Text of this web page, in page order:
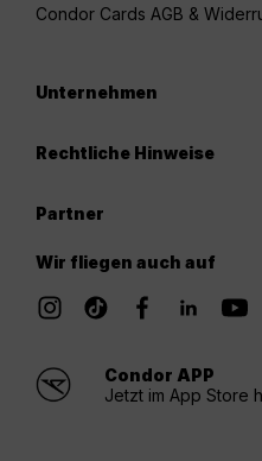
Condor Cards AGB &
Unternehmen
Rechtliche Hinweise
Partner
Wir fliegen auch auf
Condor APP
Jetzt im App Store